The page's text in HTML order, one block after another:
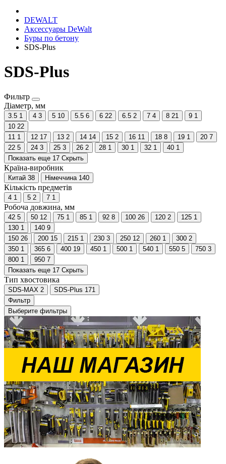
DEWALT
Аксессуары DeWalt
Буры по бетону
SDS-Plus
SDS-Plus
Фильтр
Діаметр, мм
3.5 1 4 3 5 10 5.5 6 6 22 6.5 2 7 4 8 21 9 1
10 22
11 1 12 17 13 2 14 14 15 2 16 11 18 8 19 1 20 7
22 5 24 3 25 3 26 2 28 1 30 1 32 1 40 1
Показать еще 17 Скрыть
Країна-виробник
Китай 38 Німеччина 140
Кількість предметів
4 1 5 2 7 1
Робоча довжина, мм
42 5 50 12 75 1 85 1 92 8 100 26 120 2 125 1
130 1 140 9
150 26 200 15 215 1 230 3 250 12 260 1 300 2
350 1 365 6 400 19 450 1 500 1 540 1 550 5 750 3
800 1 950 7
Показать еще 17 Скрыть
Тип хвостовика
SDS-MAX 2 SDS-Plus 171
Фильтр
Выберите фильтры